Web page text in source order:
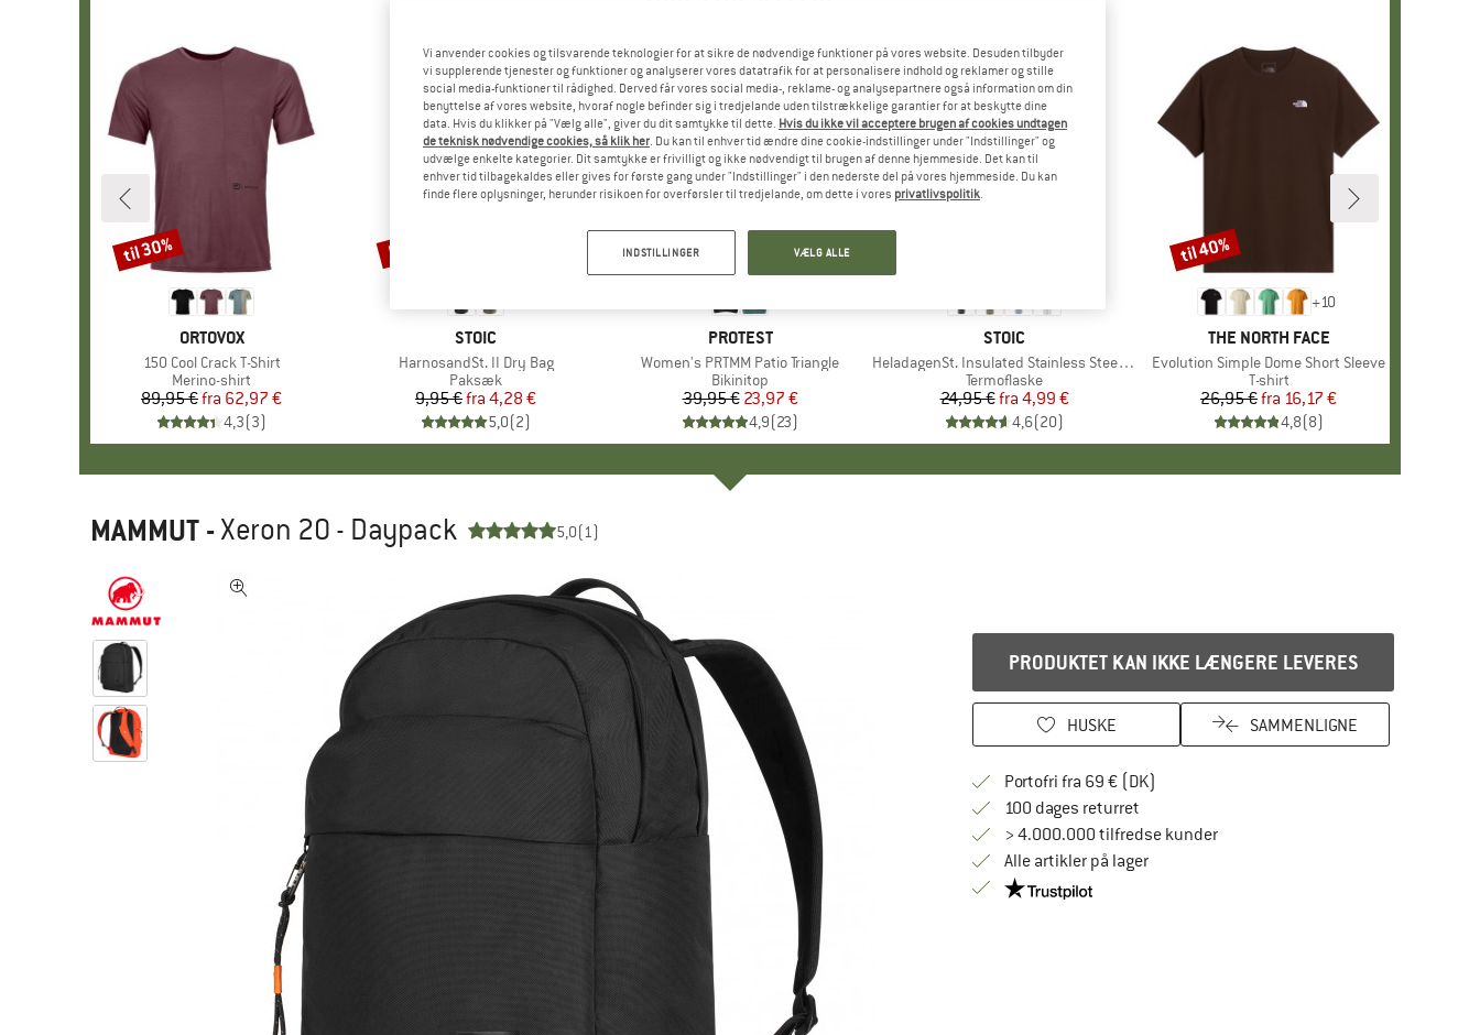
MÆRKE
ORTOVOX
Artikel
150 Cool Crack T-Shirt
Produktgruppe
Merino-shirt
Pris
89,95 € Nedsat pris
fra 62,97 €
4,3(3)
Rabat
til 30%
MÆRKE
STOIC
Artikel
HarnosandSt. II Dry Bag
Produktgruppe
Paksæk
Pris
9,95 € Nedsat pris
fra 4,28 €
5,0(2)
Rabat
57%
MÆRKE
PROTEST
Artikel
Women's PRTMM Patio Triangle
Produktgruppe
Bikinitop
Pris
39,95 €Nedsat pris
23,97 €
4,9(23)
Rabat
40%
MÆRKE
STOIC
Artikel
HeladagenSt. Insulated Stainless Steel Bottle 500
Produktgruppe
Termoflaske
Pris
24,95 € Nedsat pris
fra 4,99 €
4,6(20)
+10
MÆRKE
THE NORTH FACE
Artikel
Evolution Simple Dome Short Sleeve
Produktgruppe
T-shirt
Pris
26,95 € Nedsat pris
fra 16,17 €
4,8(8)
Rabat
til 40%
MAMMUT -Xeron 20 - Daypack 5,0(1)
PRODUKTET KAN IKKE LÆNGERE LEVERES
HUSKE SAMMENLIGNE
Portofri fra 69 € (DK)
100 dages returretGå til returretten her Åbnes i en infoboks
> 4.000.000 tilfredse kunder
Alle artikler på lager
Vi er Trustpilot-certificeret - oplysningerne får du
Vi anvender cookies og tilsvarende teknologier for at sikre de nødvendige funktioner på vores website. Desuden tilbyder
vi supplerende tjenester og funktioner og analyserer vores datatrafik for at personalisere indhold og reklamer og stille
social media-funktioner til rådighed. Derved får vores social media-, reklame- og analysepartnere også information om din
benyttelse af vores website, hvoraf nogle befinder sig i tredjelande uden tilstrækkelige garantier for at beskytte dine
data. Hvis du klikker på "Vælg alle", giver du dit samtykke til dette. Hvis du ikke vil acceptere brugen af cookies undtagen
de teknisk nødvendige cookies, så klik her. Du kan til enhver tid ændre dine cookie-indstillinger under "Indstillinger" og
udvælge enkelte kategorier. Dit samtykke er frivilligt og ikke nødvendigt til brugen af denne hjemmeside. Det kan til
enhver tid tilbagekaldes eller gives for første gang under "Indstillinger" i den nederste del på vores hjemmeside. Du kan
finde flere oplysninger, herunder risikoen for overførsler til tredjelande, om dette i vores privatlivspolitik.
INDSTILLINGER VÆLG ALLE